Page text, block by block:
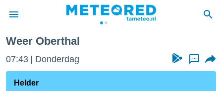
door
Weer Oberthal
07:43 Donderdag ...
Helder